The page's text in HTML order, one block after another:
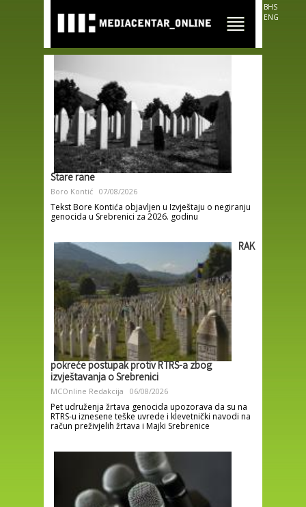
main
content
BHS
ENG
Stare rane
Boro Kontić 07/08/2026
Tekst Bore Kontića objavljen u Izvještaju o negiranju
genocida u Srebrenici za 2026. godinu
RAK
pokreće postupak protiv RTRS-a zbog
izvještavanja o Srebrenici
MCOnline Redakcija 06/08/2026
Pet udruženja žrtava genocida upozorava da su na
RTRS-u iznesene teške uvrede i klevetnički navodi na
račun preživjelih žrtava i Majki Srebrenice